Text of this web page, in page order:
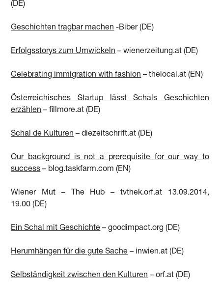
(DE)
Geschichten tragbar machen -Biber (DE)
Erfolgsstorys zum Umwickeln – wienerzeitung.at (DE)
Celebrating immigration with fashion – thelocal.at (EN)
Österreichisches Startup lässt Schals Geschichten
erzählen – fillmore.at (DE)
Schal de Kulturen – diezeitschrift.at (DE)
Our background is not a prerequisite for our way to
success – blog.taskfarm.com (EN)
Wiener Mut – The Hub – tvthek.orf.at 13.09.2014,
19.00 (DE)
Ein Schal mit Geschichte – goodimpact.org (DE)
Herumhängen für die gute Sache – inwien.at (DE)
Selbständigkeit zwischen den Kulturen – orf.at (DE)